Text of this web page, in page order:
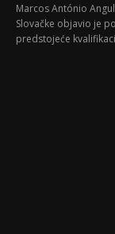
Marcos António
Slovačke objavio je
predstojeće